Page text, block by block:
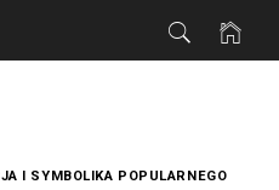
I SYMBOLIKA POPULARNEGO